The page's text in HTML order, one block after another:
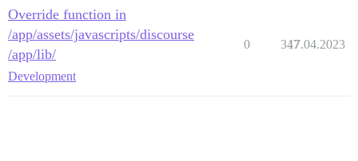
Override function in
/app/assets/javascripts/discourse
/app/lib/
Development
0 347
17.04.2023